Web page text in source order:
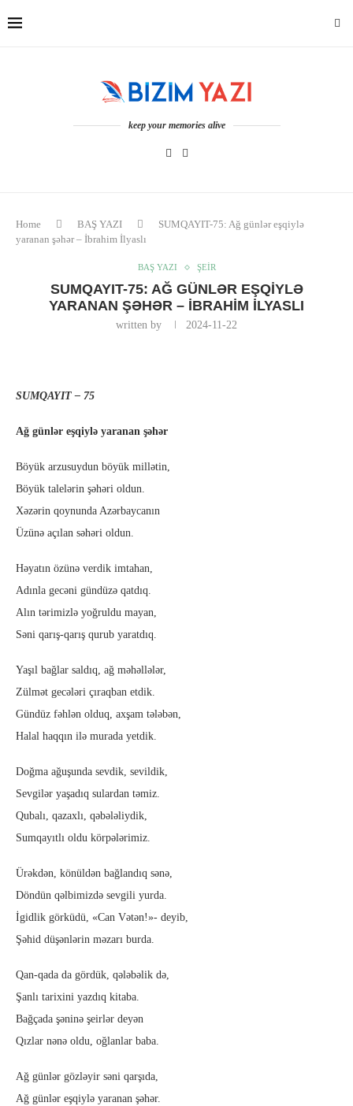
keep your memories alive
Home BAŞ YAZI
SUMQAYIT-75: Ağ günlər eşqiylə
yaranan şəhər – İbrahim İlyaslı
BAŞ YAZI ŞEİR
SUMQAYIT-75: AĞ GÜNLƏR EŞQIYLƏ
YARANAN ŞƏHƏR – İBRAHIM İLYASLI
written by 2024-11-22
SUMQAYIT – 75
Ağ günlər eşqiylə yaranan şəhər
Böyük arzusuydun böyük millətin,
Böyük talelərin şəhəri oldun.
Xəzərin qoynunda Azərbaycanın
Üzünə açılan səhəri oldun.
Həyatın özünə verdik imtahan,
Adınla gecəni gündüzə qatdıq.
Alın tərimizlə yoğruldu mayan,
Səni qarış-qarış qurub yaratdıq.
Yaşıl bağlar saldıq, ağ məhəllələr,
Zülmət gecələri çıraqban etdik.
Gündüz fəhlən olduq, axşam tələbən,
Halal haqqın ilə murada yetdik.
Doğma ağuşunda sevdik, sevildik,
Sevgilər yaşadıq sulardan təmiz.
Qubalı, qazaxlı, qəbələliydik,
Sumqayıtlı oldu körpələrimiz.
Ürəkdən, könüldən bağlandıq sənə,
Döndün qəlbimizdə sevgili yurda.
İgidlik görküdü, «Can Vətən!»- deyib,
Şəhid düşənlərin məzarı burda.
Qan-qada da gördük, qələbəlik də,
Şanlı tarixini yazdıq kitaba.
Bağçada şəninə şeirlər deyən
Qızlar nənə oldu, oğlanlar baba.
Ağ günlər gözləyir səni qarşıda,
Ağ günlər eşqiylə yaranan şəhər.